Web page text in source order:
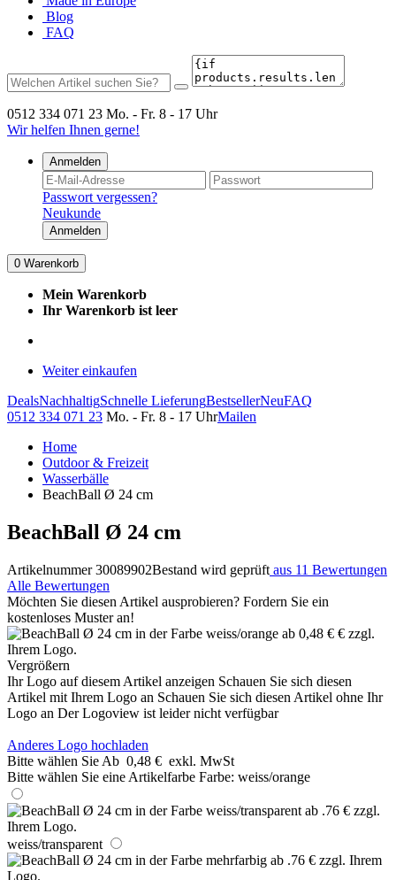
Blog
FAQ
0512 334 071 23 Mo. - Fr. 8 - 17 Uhr
Wir helfen Ihnen gerne!
Anmelden
Passwort vergessen?
Neukunde
Anmelden
0 Warenkorb
Mein Warenkorb
Ihr Warenkorb ist leer
Weiter einkaufen
DealsNachhaltigSchnelle LieferungBestsellerNeuFAQ
0512 334 071 23 Mo. - Fr. 8 - 17 UhrMailen
Home
Outdoor & Freizeit
Wasserbälle
BeachBall Ø 24 cm
BeachBall Ø 24 cm
Artikelnummer 30089902Bestand wird geprüft aus 11 Bewertungen
Alle Bewertungen
Möchten Sie diesen Artikel ausprobieren? Fordern Sie ein
kostenloses Muster an!
Vergrößern
Ihr Logo auf diesem Artikel anzeigen Schauen Sie sich diesen
Artikel mit Ihrem Logo an Schauen Sie sich diesen Artikel ohne Ihr
Logo an Der Logoview ist leider nicht verfügbar
Anderes Logo hochladen
Bitte wählen Sie Ab 0,48 € exkl. MwSt
Bitte wählen Sie eine Artikelfarbe Farbe: weiss/orange
weiss/transparent